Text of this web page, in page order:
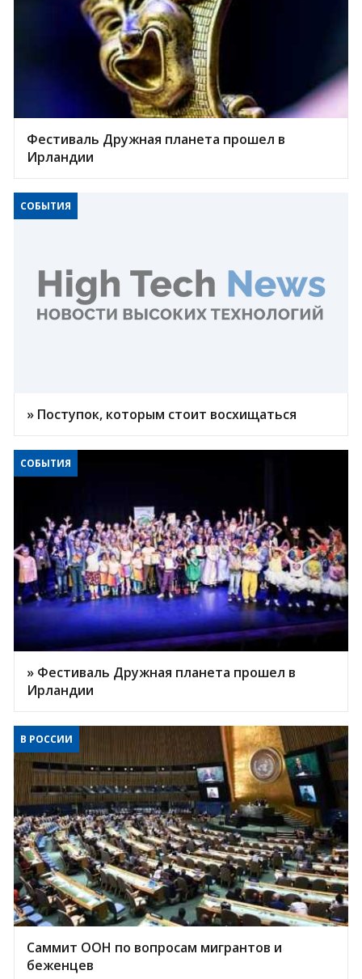
Фестиваль Дружная планета прошел в
Ирландии
СОБЫТИЯ
» Поступок, которым стоит восхищаться
СОБЫТИЯ
» Фестиваль Дружная планета прошел в
Ирландии
В РОССИИ
Саммит ООН по вопросам мигрантов и
беженцев